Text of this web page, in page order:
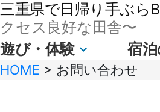
三重県で日帰り手ぶら
クセス良好な田舎〜
遊び・体験 宿
HOME > お問い合わせ